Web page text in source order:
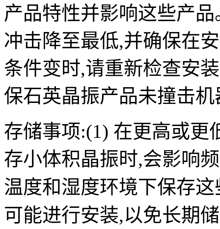
产品特性并影响这些产
冲击降至最低,并确保在
条件变时,请重新检查安
保石英晶振产品未撞击
存储事项:(1) 在更高或更
存小体积晶振时,会影响
温度和湿度环境下保存这
可能进行安装,以免长期